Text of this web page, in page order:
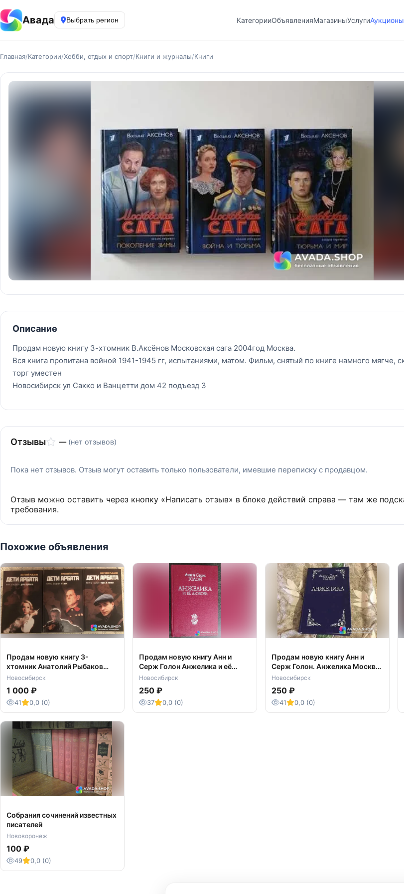
Авада Выбрать регион КатегорииОбъявленияМагазиныУслугиАукционы
Главная/Категории/Хобби, отдых и спорт/Книги и журналы/Книги
Описание
Продам новую книгу 3-хтомник В.Аксёнов Московская сага 2004год Москва.
Вся книга пропитана войной 1941-1945 гг, испытаниями, матом. Фильм, снятый по книге намного мягче,
торг уместен
Новосибирск ул Сакко и Ванцетти дом 42 подъезд 3
Отзывы — (нет отзывов)
Пока нет отзывов. Отзыв могут оставить только пользователи, имевшие переписку с продавцом.
Отзыв можно оставить через кнопку «Написать отзыв» в блоке действий справа — там же
требования.
Похожие объявления
Продам новую книгу 3-
хтомник Анатолий Рыбаков
Дети Арбата Москва 2004г
Новосибирск
1 000 ₽
41 0,0 (0)
Продам новую книгу Анн и
Серж Голон Анжелика и её
любовь Москва 1991 год
Новосибирск
250 ₽
37 0,0 (0)
Продам новую книгу Анн и
Серж Голон. Анжелика Москва
1990 год
Новосибирск
250 ₽
41 0,0 (0)
Собрания сочинений известных
писателей
Нововоронеж
100 ₽
49 0,0 (0)